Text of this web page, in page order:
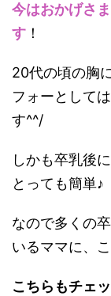
今はおかげさ
す ！
20代の頃の胸
フォーとして
す^^/
しかも卒乳後
とっても簡単♪
なので多くの
いるママに、
こちらもチェ